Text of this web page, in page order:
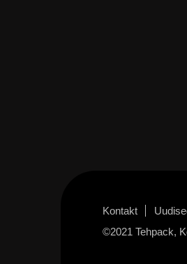
Kontakt
©2021 Tehpack,